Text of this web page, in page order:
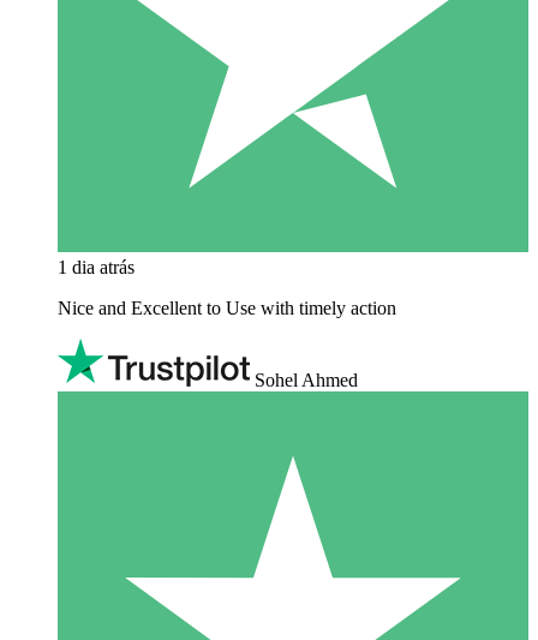
1 dia atrás
Nice and Excellent to Use with timely action
Sohel Ahmed